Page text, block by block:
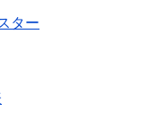
ター